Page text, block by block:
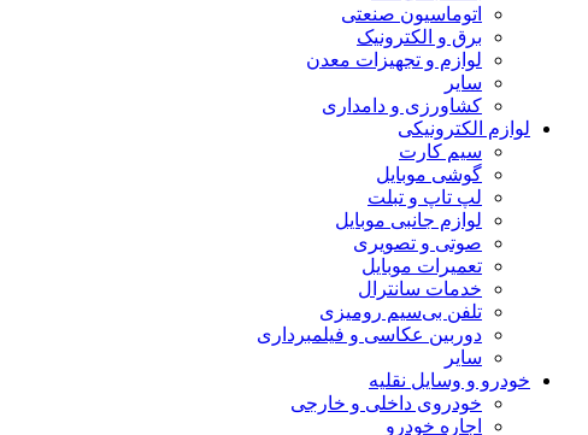
اتوماسیون صنعتی
برق و الکترونیک
لوازم و تجهیزات معدن
سایر
کشاورزی و دامداری
لوازم الکترونیکی
سیم کارت
گوشی موبایل
لپ تاپ و تبلت
لوازم جانبی موبایل
صوتی و تصویری
تعمیرات موبایل
خدمات سانترال
تلفن بی‌سیم رومیزی
دوربین عکاسی و فیلمبرداری
سایر
خودرو و وسایل نقلیه
خودروی داخلی و خارجی
اجاره خودرو